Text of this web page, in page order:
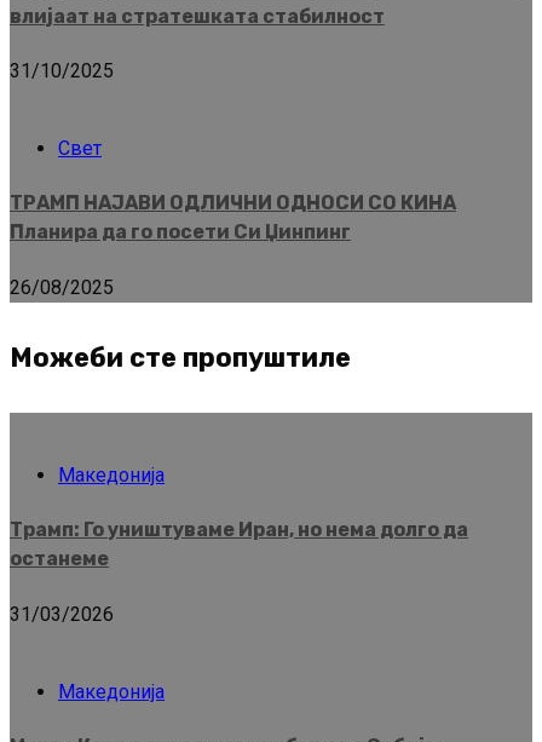
влијаат на стратешката стабилност
31/10/2025
Свет
ТРАМП НАЈАВИ ОДЛИЧНИ ОДНОСИ СО КИНА
Планира да го посети Си Џинпинг
26/08/2025
Можеби сте пропуштиле
Македонија
Трамп: Го уништуваме Иран, но нема долго да
останеме
31/03/2026
Македонија